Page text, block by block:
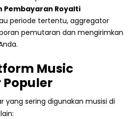
Pembayaran Royalti
periode tertentu, aggregator
pemutaran dan mengirimkan
Music
yang sering digunakan musisi di